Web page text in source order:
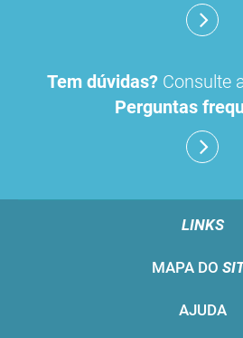
Tem dúvidas? Consulte
Perguntas
LINKS
MAPA DO
AJUDA